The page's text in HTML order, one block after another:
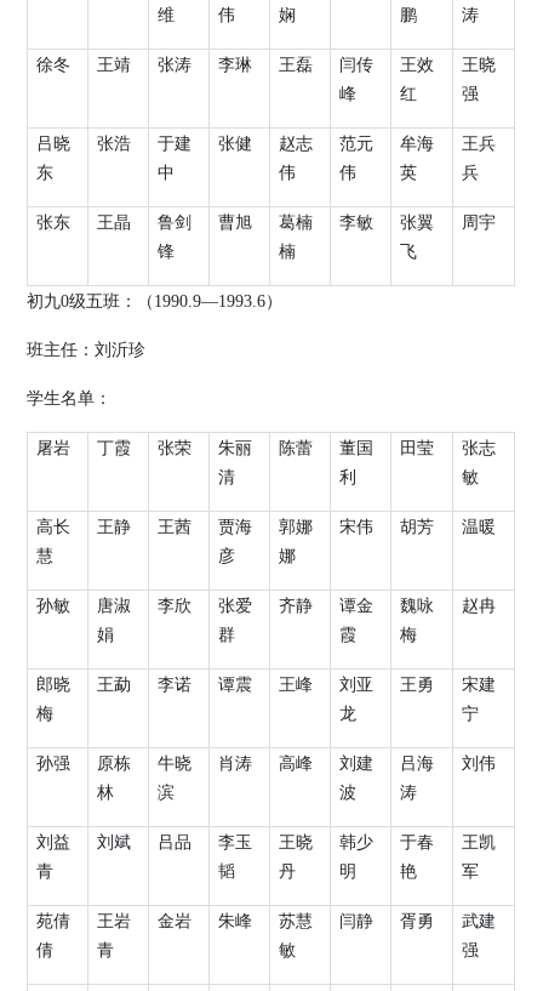
维
伟
娴
鹏
涛
徐冬 王靖 张涛 李琳 王磊
闫传
峰
王效
红
王晓
强
吕晓
东
张浩
于建
中
张健
赵志
伟
范元
伟
牟海
英
王兵
兵
张东 王晶
鲁剑
锋
曹旭
葛楠
楠
李敏
张翼
飞
周宇
初九0级五班：（ 1990.9—1993.6）
班主任：刘沂珍
学生名单：
屠岩 丁霞 张荣
朱丽
清
陈蕾
董国
利
田莹
张志
敏
高长
慧
王静 王茜
贾海
彦
郭娜
娜
宋伟 胡芳 温暖
孙敏
唐淑
娟
李欣
张爱
群
齐静
谭金
霞
魏咏
梅
赵冉
郎晓
梅
王勐 李诺 谭震 王峰
刘亚
龙
王勇
宋建
宁
孙强
原栋
林
牛晓
滨
肖涛 高峰
刘建
波
吕海
涛
刘伟
刘益
青
刘斌 吕品
李玉
韬
王晓
丹
韩少
明
于春
艳
王凯
军
苑倩
倩
王岩
青
金岩 朱峰
苏慧
敏
闫静 胥勇
武建
强